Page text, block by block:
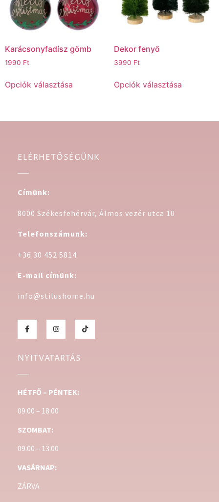
Karácsonyfadísz gömb
1990 Ft
Opciók választása
Dekor fenyő
3990 Ft
Opciók választása
ELÉRHETŐSÉGÜNK
Címünk:
8000 Székesfehérvár, Álmos vezér utca 10
Telefonszámunk:
+36 30 452 5814
E-mail címünk:
info@stilushome.hu
NYITVATARTÁS
HÉTFŐ – PÉNTEK:
09:00 – 18:00
SZOMBAT:
09:00 – 13:00
VASÁRNAP:
ZÁRVA